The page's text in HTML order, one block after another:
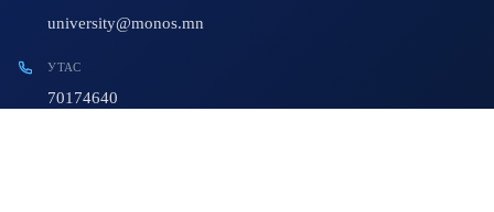
university@monos.mn
УТАС
70174640